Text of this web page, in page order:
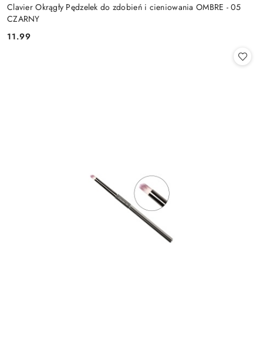
Clavier Okrągły Pędzelek do zdobień i cieniowania OMBRE - 05
CZARNY
Cena:
11.99